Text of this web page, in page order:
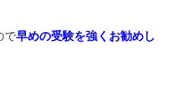
で早めの受験を強くお勧めし